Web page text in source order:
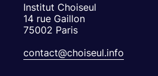
Institut Choiseul
14 rue Gaillon
75002 Paris
contact@choiseul.info